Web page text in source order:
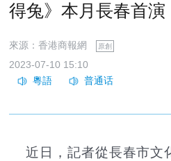
得兔》本月長春首演
來源：香港商報網 原創
2023-07-10 15:10
近日，記者從長春市文